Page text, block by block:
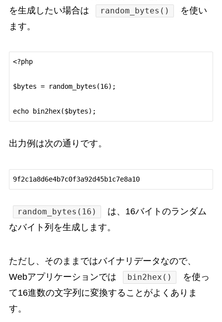
を生成したい場合は
random_bytes()
を使い
ます。
<?php
$bytes = random_bytes(16);
出力例は次の通りです。
9f2c1a8d6e4b7c0f3a92d45b1c7e8a10
random_bytes(16)
は、16バイトのランダム
なバイト列を生成します。
ただし、そのままではバイナリデータなので、
Webアプリケーションでは
bin2hex()
を使っ
て16進数の文字列に変換することがよくありま
す。